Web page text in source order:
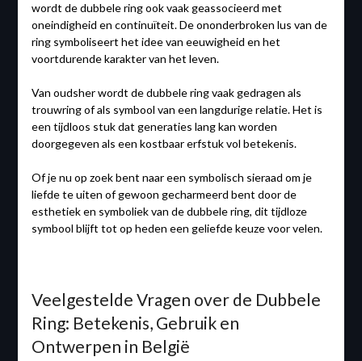
wordt de dubbele ring ook vaak geassocieerd met
oneindigheid en continuïteit. De ononderbroken lus van de
ring symboliseert het idee van eeuwigheid en het
voortdurende karakter van het leven.
Van oudsher wordt de dubbele ring vaak gedragen als
trouwring of als symbool van een langdurige relatie. Het is
een tijdloos stuk dat generaties lang kan worden
doorgegeven als een kostbaar erfstuk vol betekenis.
Of je nu op zoek bent naar een symbolisch sieraad om je
liefde te uiten of gewoon gecharmeerd bent door de
esthetiek en symboliek van de dubbele ring, dit tijdloze
symbool blijft tot op heden een geliefde keuze voor velen.
Veelgestelde Vragen over de Dubbele
Ring: Betekenis, Gebruik en
Ontwerpen in België